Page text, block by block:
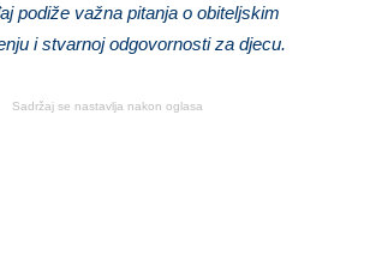
podiže važna pitanja o obiteljskim
i stvarnoj odgovornosti za djecu.
Sadržaj se nastavlja nakon oglasa